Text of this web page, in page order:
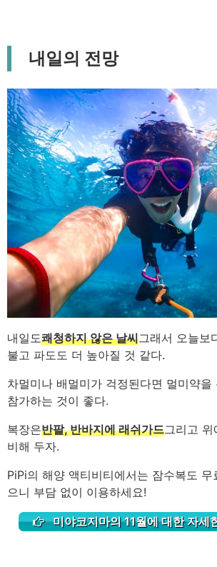
내일의 전망
내일도쾌청하지 않은 날씨그래서 오늘보
불고 파도도 더 높아질 것 같다.
차멀미나 배멀미가 걱정된다면 멀미약을
참가하는 것이 좋다.
복장은반팔, 반바지에 래쉬가드그리고
비해 두자.
PiPi의 해양 액티비티에서는 잠수복도 무
으니 부담 없이 이용하세요!
미야코지마의 11월에 대한 자세